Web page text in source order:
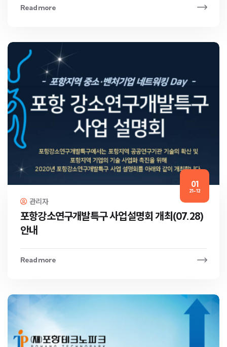
Read more
01
21-12
관리자
포항강소연구개발특구 사업설명회 개최(07.28)
안내
Read more